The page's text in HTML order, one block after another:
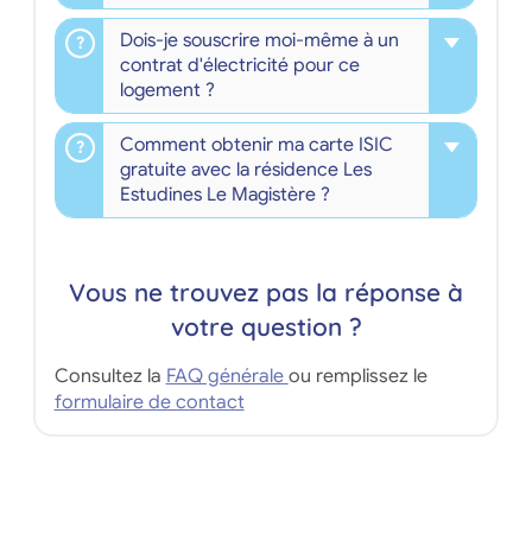
Dois-je souscrire moi-même à un
contrat d'électricité pour ce
logement ?
Comment obtenir ma carte ISIC
gratuite avec la résidence Les
Estudines Le Magistère ?
Vous ne trouvez pas la réponse à
votre question ?
Consultez la FAQ générale ou remplissez le
formulaire de contact